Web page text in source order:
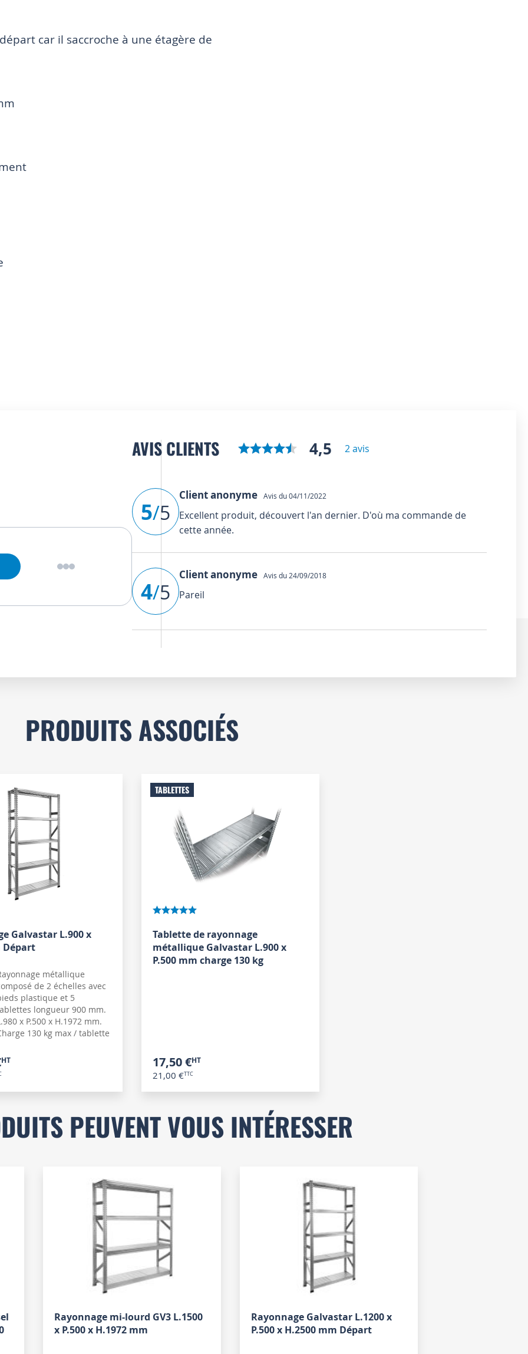
car il saccroche à une étagère de
AVIS CLIENTS 4,5 2 avis
5/5
Client anonyme Avis du 04/11/2022
Excellent produit, découvert l'an dernier. D'où ma commande de
cette année.
4/5
Client anonyme Avis du 24/09/2018
Pareil
PRODUITS ASSOCIÉS
Galvastar L.900 x
Départ
métallique
de 2 échelles avec
plastique et 5
longueur 900 mm.
x P.500 x H.1972 mm.
130 kg max / tablette
TABLETTES
Tablette de rayonnage
métallique Galvastar L.900 x
P.500 mm charge 130 kg
17,50 €
21,00 €
PEUVENT VOUS INTÉRESSER
Rayonnage mi-lourd GV3 L.1500
x P.500 x H.1972 mm
Rayonnage Galvastar L.1200 x
P.500 x H.2500 mm Départ